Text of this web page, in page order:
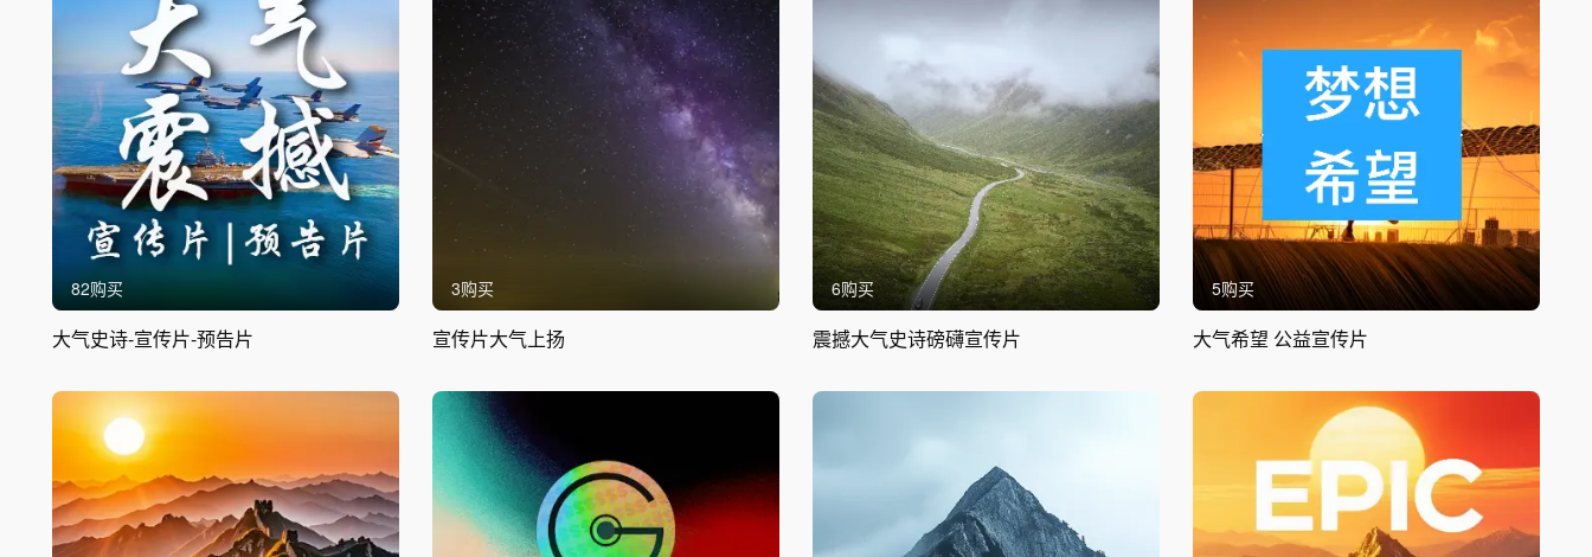
82购买
大气史诗-宣传片-预告片
3购买
宣传片大气上扬
6购买
震撼大气史诗磅礴宣传片
5购买
大气希望 公益宣传片